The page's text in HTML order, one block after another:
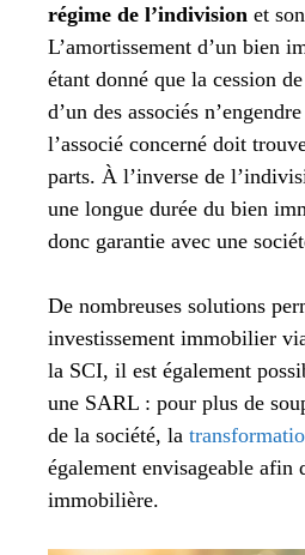
régime de l’indivision et
L’amortissement d’un bien
étant donné que la cession
d’un des associés
l’associé concerné doit
parts. À l’inverse de
une longue durée du bien
donc garantie avec une
De nombreuses solutions
investissement immobilier
la SCI, il est également
une SARL : pour plus de
de la société, la
également envisageable afin
immobilière.